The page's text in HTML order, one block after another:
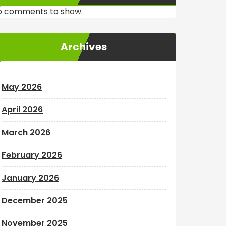
comments to show.
Archives
May 2026
April 2026
March 2026
February 2026
January 2026
December 2025
November 2025